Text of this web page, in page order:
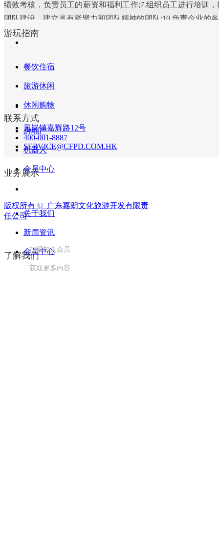
绩效考核，负责员工的薪资和福利工作;7.组织员工进行培训
团队建设，建立具有凝聚力和团队精神的团队;10.负责企业的
任职要求：1.具备基本的专业知识和基础技能。能熟练操作
发现、细致观察的能力，掌握企业运转和市场动态，能随着
需要多倾听员工的意见和建议，好的建议和意见需要被接纳
联系电话：蒋小姐18320866819 周先生13431172251
游玩指南
餐饮住宿
旅游休闲
休闲购物
房地产
机器人
会员中心
业务展示
关于我们
新闻资讯
会员中心
了解我们
联系方式
凤岗镇嘉辉路12号
400-001-8887
SERVICE@CFPD.COM.HK
扫码加入会员
获取更多内容
粤ICP备10211930号 粤ICP备19088927号
版权所有 © 广东嘉朗文化旅游开发有限责
任公司